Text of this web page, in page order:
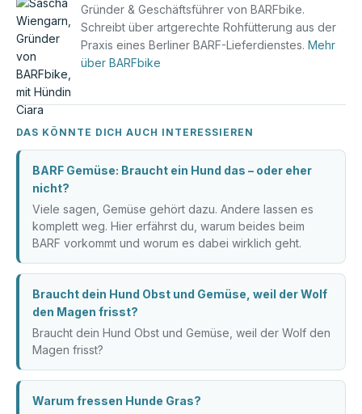
Gründer & Geschäftsführer von BARFbike.
Schreibt über artgerechte Rohfütterung aus der
Praxis eines Berliner BARF-Lieferdienstes. Mehr
über BARFbike
DAS KÖNNTE DICH AUCH INTERESSIEREN
BARF Gemüse: Braucht ein Hund das – oder eher
nicht?
Viele sagen, Gemüse gehört dazu. Andere lassen es
komplett weg. Hier erfährst du, warum beides beim
BARF vorkommt und worum es dabei wirklich geht.
Braucht dein Hund Obst und Gemüse, weil der Wolf
den Magen frisst?
Braucht dein Hund Obst und Gemüse, weil der Wolf den
Magen frisst?
Warum fressen Hunde Gras?